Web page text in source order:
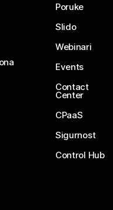
Poruke
Slido
Webinari
Events
Contact
Center
CPaaS
Sigurnost
Control Hub